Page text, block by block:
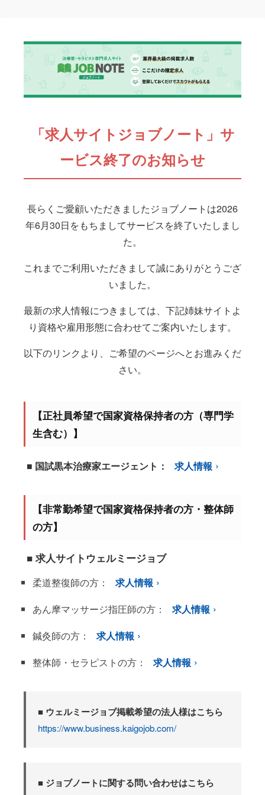
「求人サイトジョブノート」サ
ービス終了のお知らせ
長らくご愛顧いただきましたジョブノートは2026
年6月30日をもちましてサービスを終了いたしまし
た。
これまでご利用いただきまして誠にありがとうござ
いました。
最新の求人情報につきましては、下記姉妹サイトよ
り資格や雇用形態に合わせてご案内いたします。
以下のリンクより、ご希望のページへとお進みくだ
さい。
【正社員希望で国家資格保持者の方（専門学
生含む）】
■ 国試黒本治療家エージェント： 求人情報
【非常勤希望で国家資格保持者の方・整体師
の方】
■ 求人サイトウェルミージョブ
柔道整復師の方：
求人情報
あん摩マッサージ指圧師の方：
求人情報
鍼灸師の方：
求人情報
整体師・セラピストの方：
求人情報
■ ウェルミージョブ掲載希望の法人様はこちら
https://www.business.kaigojob.com/
■ ジョブノートに関する問い合わせはこちら